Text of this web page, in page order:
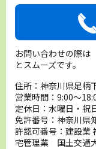
お問い合わせの際は
とスムーズです。
住所：神奈川県足柄
営業時間：9:00～
定休日：水曜日・祝
免許番号：神奈川県
許認可番号：建設業
宅管理業 国土交通